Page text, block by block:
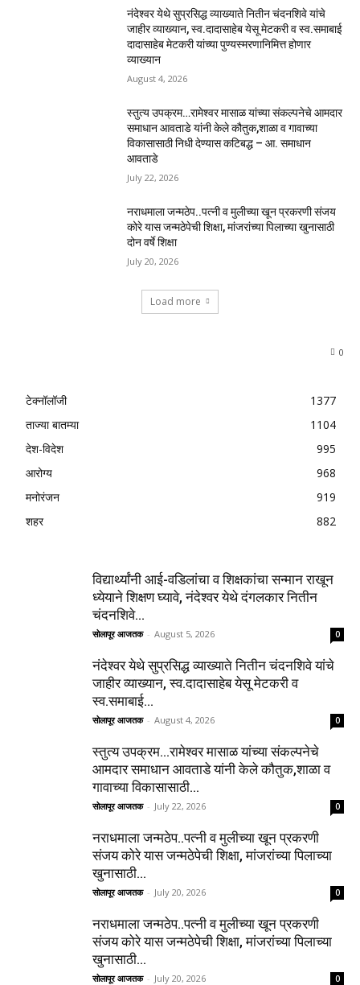
नंदेश्वर येथे सुप्रसिद्ध व्याख्याते नितीन चंदनशिवे यांचे
जाहीर व्याख्यान, स्व.दादासाहेब येसू मेटकरी व स्व.समाबाई
दादासाहेब मेटकरी यांच्या पुण्यस्मरणानिमित्त होणार
व्याख्यान
August 4, 2026
स्तुत्य उपक्रम…रामेश्वर मासाळ यांच्या संकल्पनेचे आमदार
समाधान आवताडे यांनी केले कौतुक,शाळा व गावाच्या
विकासासाठी निधी देण्यास कटिबद्ध – आ. समाधान
आवताडे
July 22, 2026
नराधमाला जन्मठेप..पत्नी व मुलीच्या खून प्रकरणी संजय
कोरे यास जन्मठेपेची शिक्षा, मांजरांच्या पिलाच्या खुनासाठी
दोन वर्षे शिक्षा
July 20, 2026
Load more
0
टेक्नॉलॉजी
1377
ताज्या बातम्या
1104
देश-विदेश
995
आरोग्य
968
मनोरंजन
919
शहर
882
विद्यार्थ्यांनी आई-वडिलांचा व शिक्षकांचा सन्मान राखून
ध्येयाने शिक्षण घ्यावे, नंदेश्वर येथे दंगलकार नितीन
चंदनशिवे...
सोलापूर आजतक - August 5, 2026 0
नंदेश्वर येथे सुप्रसिद्ध व्याख्याते नितीन चंदनशिवे यांचे
जाहीर व्याख्यान, स्व.दादासाहेब येसू मेटकरी व
स्व.समाबाई...
सोलापूर आजतक - August 4, 2026 0
स्तुत्य उपक्रम…रामेश्वर मासाळ यांच्या संकल्पनेचे
आमदार समाधान आवताडे यांनी केले कौतुक,शाळा व
गावाच्या विकासासाठी...
सोलापूर आजतक - July 22, 2026 0
नराधमाला जन्मठेप..पत्नी व मुलीच्या खून प्रकरणी
संजय कोरे यास जन्मठेपेची शिक्षा, मांजरांच्या पिलाच्या
खुनासाठी...
सोलापूर आजतक - July 20, 2026 0
नराधमाला जन्मठेप..पत्नी व मुलीच्या खून प्रकरणी
संजय कोरे यास जन्मठेपेची शिक्षा, मांजरांच्या पिलाच्या
खुनासाठी...
सोलापूर आजतक - July 20, 2026 0